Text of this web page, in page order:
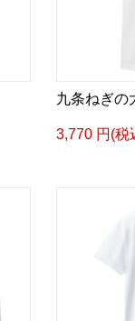
九条ねぎ
3,770 円(税